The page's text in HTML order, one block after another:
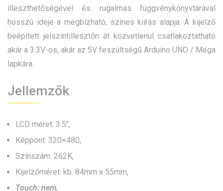
illeszthetőségével és rugalmas függvénykönyvtárával
hosszú ideje a megbízható, színes kiírás alapja. A kijelző
beépített jelszintillesztőn át közvetlenül csatlakoztatható
akár a 3.3V-os, akár az 5V feszültségű Arduino UNO / Mega
lapkára.
Jellemzők
LCD méret: 3.5″,
Képpont: 320×480,
Színszám: 262K,
Kijelzőméret: kb. 84mm x 55mm,
Touch: nem,